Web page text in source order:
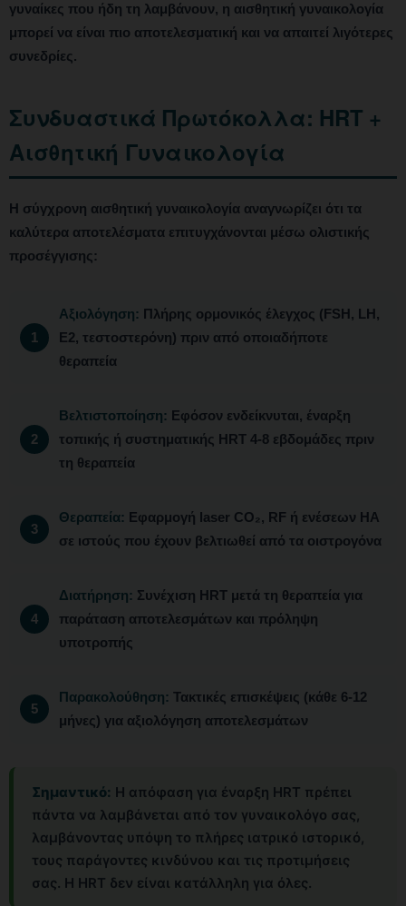
γυναίκες που ήδη τη λαμβάνουν, η αισθητική γυναικολογία
μπορεί να είναι πιο αποτελεσματική και να απαιτεί λιγότερες
συνεδρίες.
Συνδυαστικά Πρωτόκολλα: HRT +
Αισθητική Γυναικολογία
Η σύγχρονη αισθητική γυναικολογία αναγνωρίζει ότι τα
καλύτερα αποτελέσματα επιτυγχάνονται μέσω ολιστικής
προσέγγισης:
Αξιολόγηση: Πλήρης ορμονικός έλεγχος (FSH, LH,
E2, τεστοστερόνη) πριν από οποιαδήποτε
θεραπεία
Βελτιστοποίηση: Εφόσον ενδείκνυται, έναρξη
τοπικής ή συστηματικής HRT 4-8 εβδομάδες πριν
τη θεραπεία
Θεραπεία: Εφαρμογή laser CO₂, RF ή ενέσεων HA
σε ιστούς που έχουν βελτιωθεί από τα οιστρογόνα
Διατήρηση: Συνέχιση HRT μετά τη θεραπεία για
παράταση αποτελεσμάτων και πρόληψη
υποτροπής
Παρακολούθηση: Τακτικές επισκέψεις (κάθε 6-12
μήνες) για αξιολόγηση αποτελεσμάτων
Σημαντικό: Η απόφαση για έναρξη HRT πρέπει
πάντα να λαμβάνεται από τον γυναικολόγο σας,
λαμβάνοντας υπόψη το πλήρες ιατρικό ιστορικό,
τους παράγοντες κινδύνου και τις προτιμήσεις
σας. Η HRT δεν είναι κατάλληλη για όλες.